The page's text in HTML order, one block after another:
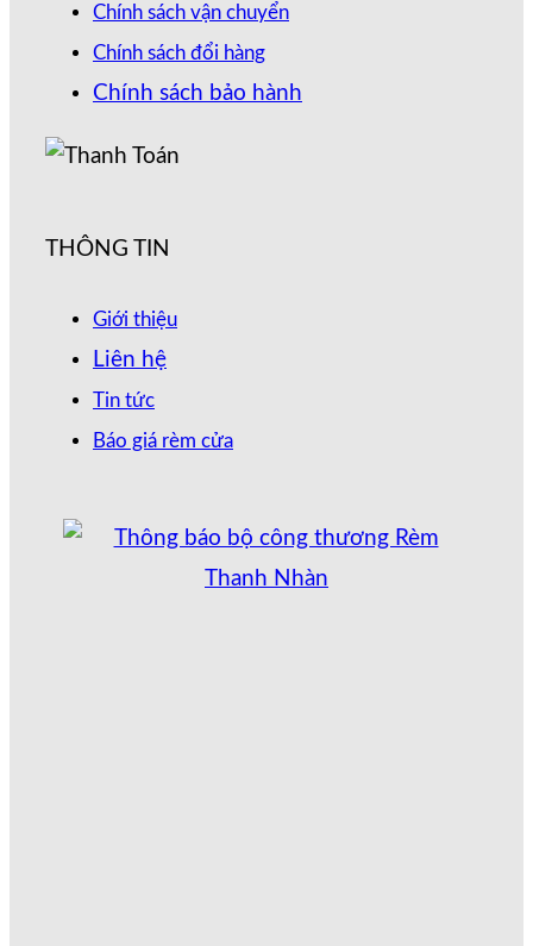
Chính sách vận chuyển
Chính sách đổi hàng
Chính sách bảo hành
THÔNG TIN
Giới thiệu
Liên hệ
Tin tức
Báo giá rèm cửa